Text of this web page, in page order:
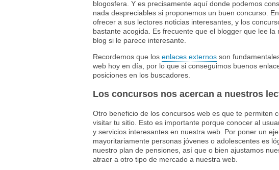
blogosfera. Y es precisamente aquí donde podemos
nada despreciables si proponemos un buen concurso.
ofrecer a sus lectores noticias interesantes, y los
bastante acogida. Es frecuente que el blogger que lee
blog si le parece interesante.
Recordemos que los enlaces externos son
web hoy en día, por lo que si conseguimos buenos
posiciones en los buscadores.
Los concursos nos acercan a nuestros
Otro beneficio de los concursos web es que te permiten
visitar tu sitio. Esto es importante porque conocer al
y servicios interesantes en nuestra web. Por poner un
mayoritariamente personas jóvenes o adolescentes es
nuestro plan de pensiones, así que o bien ajustamos
atraer a otro tipo de mercado a nuestra web.